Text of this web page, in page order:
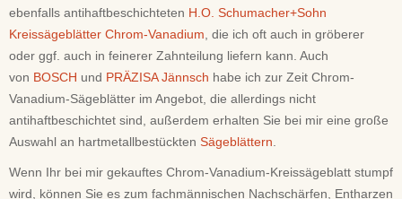
ebenfalls antihaftbeschichteten H.O. Schumacher+Sohn
Kreissägeblätter Chrom-Vanadium, die ich oft auch in gröberer
oder ggf. auch in feinerer Zahnteilung liefern kann. Auch
von BOSCH und PRÄZISA Jännsch habe ich zur Zeit Chrom-
Vanadium-Sägeblätter im Angebot, die allerdings nicht
antihaftbeschichtet sind, außerdem erhalten Sie bei mir eine große
Auswahl an hartmetallbestückten Sägeblättern.
Wenn Ihr bei mir gekauftes Chrom-Vanadium-Kreissägeblatt stumpf
wird, können Sie es zum fachmännischen Nachschärfen, Entharzen